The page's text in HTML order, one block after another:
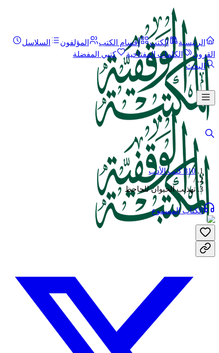
الرئيسية الكتب أقسام الكتب المؤلفون
السلاسل
القرون
الكلمات المفتاحية
كتبي المفضلة
البحث
810 كتب الأدب
/
تهذيب الحيوان للجاحظ
الكتاب المسموع